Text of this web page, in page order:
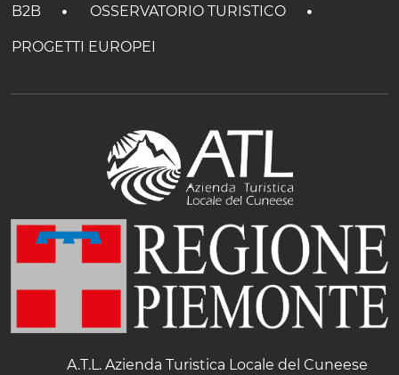
B2B OSSERVATORIO TURISTICO
PROGETTI EUROPEI
A.T.L. Azienda Turistica Locale del Cuneese